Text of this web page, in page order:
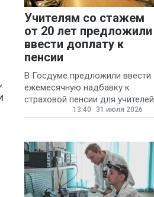
Учителям со стажем
от 20 лет предложили
ввести доплату к
пенсии
В Госдуме предложили ввести
ежемесячную надбавку к
страховой пенсии для учителей
государственных и
13:40 31 июля 2026